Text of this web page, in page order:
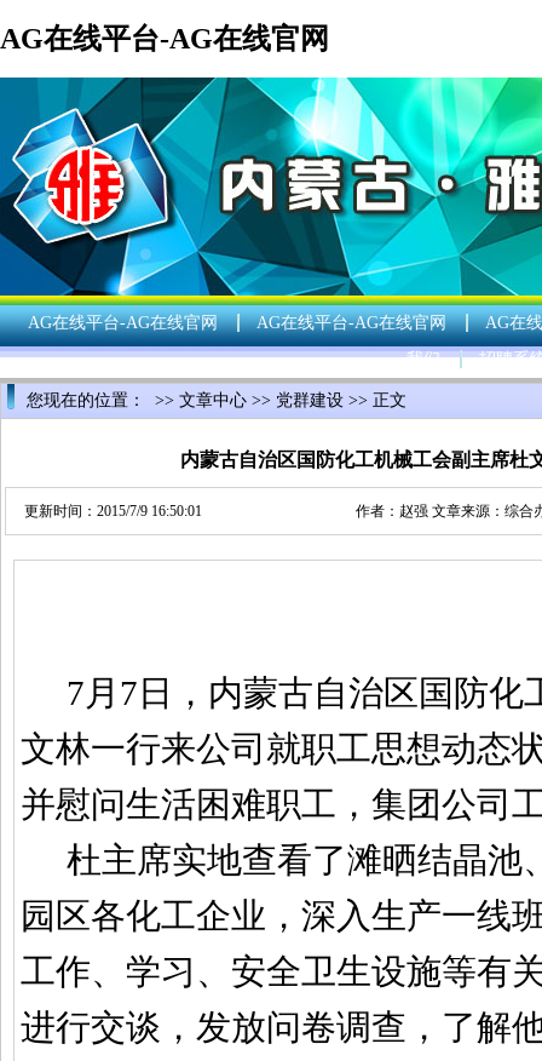
AG在线平台-AG在线官网
AG在线平台-AG在线官网 AG在线平台-AG在线官网
AG在
我们
招聘系
您现在的位置： >> 文章中心 >> 党群建设 >> 正文
内蒙古自治区国防化工机械工会副主席杜
更新时间：2015/7/9 16:50:01 作者： 赵强文章来源： 综合
7月 7 日，内蒙古自治区国防化
文林一行来公司就职工思想动态
并慰问生活困难职工，集团公司
杜主席实地查看了滩晒结晶池
园区各化工企业，深入生产一线
工作、学习、安全卫生设施等有
进行交谈，发放问卷调查，了解